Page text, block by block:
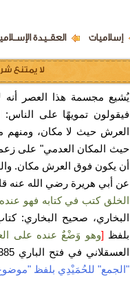
إسلاميات العقــيدة
لا يمتنع
يُشيع مجسمة هذا العصر
فيقولون تمويهًا على الناس:
العرش حيث لا مكان،
حيث المكان العدمي" على
أن يكون فوق العرش مكان.
عن أبي هريرة رضي الله عنه
الخلق كتب في كتابه فهو
البخاري، صحيح البخاري:
بلفظ[وهو وَضْعٌ عنده على
العسقلاني في فتح الباري 13/385
"الجمع" للحُمَيْدِي بلفظ